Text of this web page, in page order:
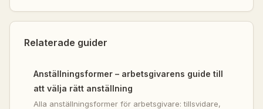
Relaterade guider
Anställningsformer – arbetsgivarens guide till
att välja rätt anställning
Alla anställningsformer för arbetsgivare: tillsvidare,